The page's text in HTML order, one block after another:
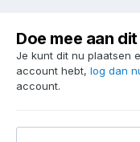
Doe mee aan
Je kunt dit nu plaatsen
account hebt, log dan
account.